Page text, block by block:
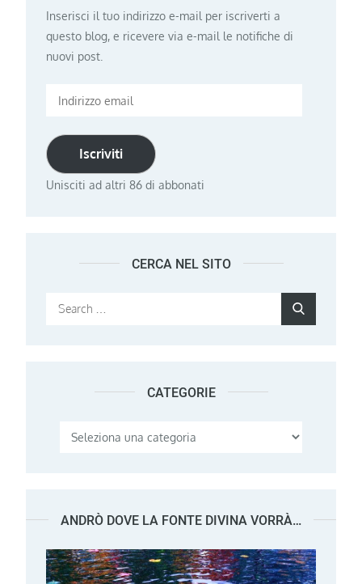
Inserisci il tuo indirizzo e-mail per iscriverti a
questo blog, e ricevere via e-mail le notifiche di
nuovi post.
Indirizzo
Iscriviti
Unisciti ad altri 86 di abbonati
CERCA NEL SITO
Search
CATEGORIE
Categorie
ANDRÒ DOVE LA FONTE DIVINA VORRÀ…